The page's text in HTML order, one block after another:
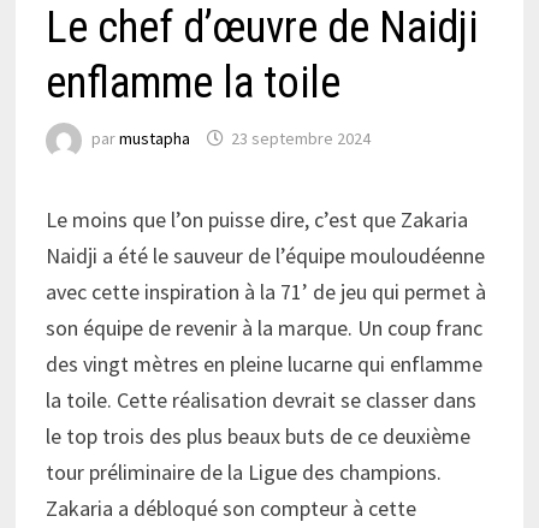
Le chef d’œuvre de Naidji
enflamme la toile
parmustapha 23 septembre 2024
Le moins que l’on puisse dire, c’est que Zakaria
Naidji a été le sauveur de l’équipe mouloudéenne
avec cette inspiration à la 71’ de jeu qui permet à
son équipe de revenir à la marque. Un coup franc
des vingt mètres en pleine lucarne qui enflamme
la toile. Cette réalisation devrait se classer dans
le top trois des plus beaux buts de ce deuxième
tour préliminaire de la Ligue des champions.
Zakaria a débloqué son compteur à cette